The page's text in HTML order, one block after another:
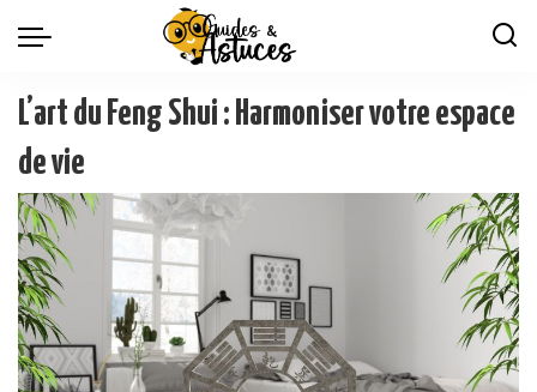
L’art du Feng Shui : Harmoniser votre espace
de vie